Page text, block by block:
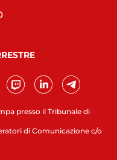
presso il Tribunale di
di Comunicazione c/o